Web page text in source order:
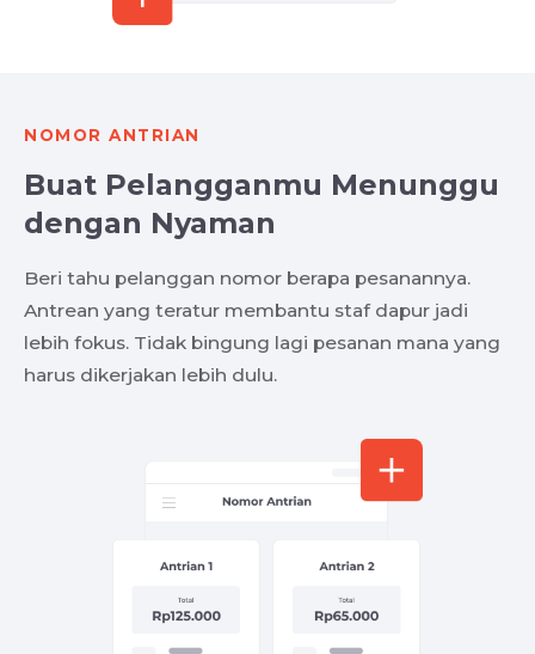
NOMOR ANTRIAN
Buat Pelangganmu Menunggu
dengan Nyaman
Beri tahu pelanggan nomor berapa pesanannya.
Antrean yang teratur membantu staf dapur jadi
lebih fokus. Tidak bingung lagi pesanan mana yang
harus dikerjakan lebih dulu.